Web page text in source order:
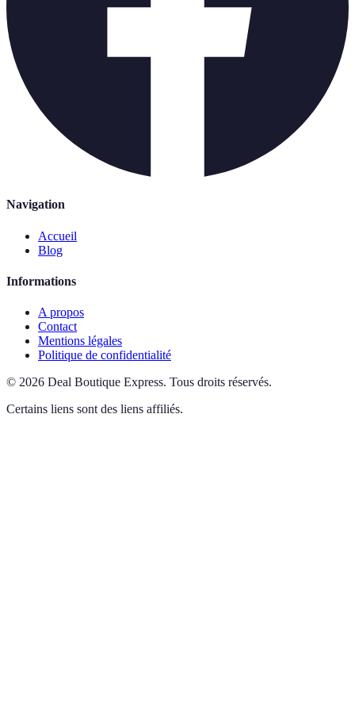
Navigation
Accueil
Blog
Informations
A propos
Contact
Mentions légales
Politique de confidentialité
© 2026 Deal Boutique Express. Tous droits réservés.
Certains liens sont des liens affiliés.